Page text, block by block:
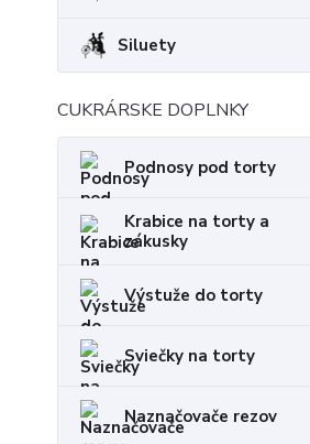
Siluety
CUKRÁRSKE DOPLNKY
Podnosy pod torty
Krabice na torty a
zákusky
Výstuže do torty
Sviečky na torty
Naznačovače rezov